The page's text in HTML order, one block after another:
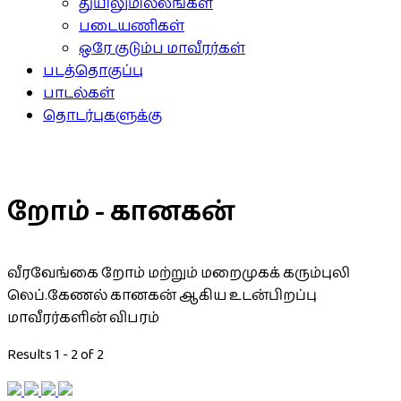
படையணிகள்
ஒரே குடும்ப மாவீரர்கள்
படத்தொகுப்பு
பாடல்கள்
தொடர்புகளுக்கு
றோம் - கானகன்
வீரவேங்கை றோம் மற்றும் மறைமுகக் கரும்புலி
லெப்.கேணல் கானகன் ஆகிய உடன்பிறப்பு
மாவீரர்களின் விபரம்
Results 1 - 2 of 2